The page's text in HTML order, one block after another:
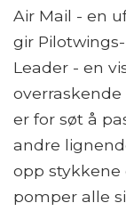
Air Mail - en
gir
Leader - en
er for søt å
andre
opp stykkene
pomper alle